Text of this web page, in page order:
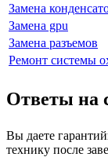
Замена
Замена gpu
Замена разъемов
Ремонт системы
Ответы на
Вы даете
технику после